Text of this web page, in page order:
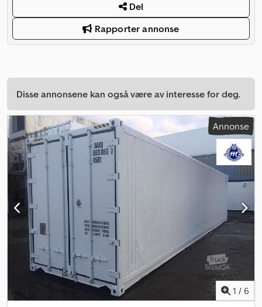
Del
Rapporter annonse
Disse annonsene kan også være av interesse for deg.
Annonse
1 / 6